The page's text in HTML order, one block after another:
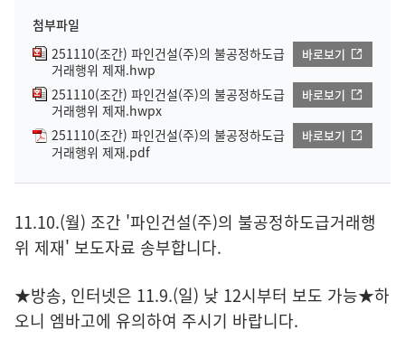
첨부파일
251110(조간) 파인건설(주)의 불공정하도급
거래행위 제재.hwp
바로보기
251110(조간) 파인건설(주)의 불공정하도급
거래행위 제재.hwpx
바로보기
251110(조간) 파인건설(주)의 불공정하도급
거래행위 제재.pdf
바로보기
11.10.(월) 조간 '파인건설(주)의 불공정하도급거래행
위 제재' 보도자료 송부합니다.
★방송, 인터넷은 11.9.(일) 낮 12시부터 보도 가능★하
오니 엠바고에 유의하여 주시기 바랍니다.